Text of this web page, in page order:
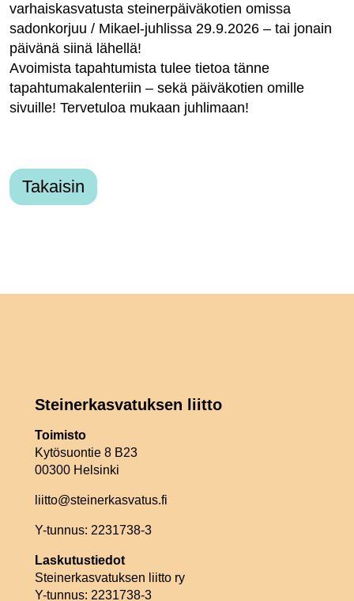
varhaiskasvatusta steinerpäiväkotien omissa
sadonkorjuu / Mikael-juhlissa 29.9.2026 – tai jonain
päivänä siinä lähellä!
Avoimista tapahtumista tulee tietoa tänne
tapahtumakalenteriin – sekä päiväkotien omille
sivuille! Tervetuloa mukaan juhlimaan!
Takaisin
Steinerkasvatuksen liitto
Toimisto
Kytösuontie 8 B23
00300 Helsinki
liitto@steinerkasvatus.fi
Y-tunnus: 2231738-3
Laskutustiedot
Steinerkasvatuksen liitto ry
Y-tunnus: 2231738-3